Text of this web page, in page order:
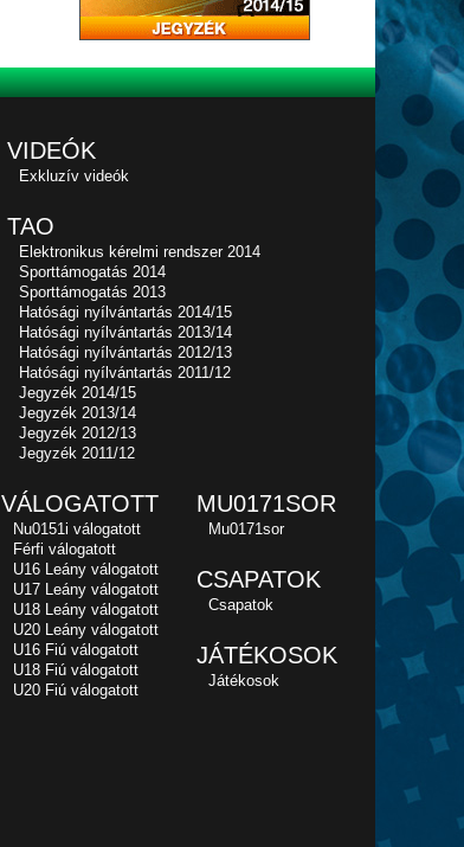
VIDEÓK
Exkluzív videók
TAO
Elektronikus kérelmi rendszer 2014
Sporttámogatás 2014
Sporttámogatás 2013
Hatósági nyílvántartás 2014/15
Hatósági nyílvántartás 2013/14
Hatósági nyílvántartás 2012/13
Hatósági nyílvántartás 2011/12
Jegyzék 2014/15
Jegyzék 2013/14
Jegyzék 2012/13
Jegyzék 2011/12
VÁLOGATOTT
Nu0151i válogatott
Férfi válogatott
U16 Leány válogatott
U17 Leány válogatott
U18 Leány válogatott
U20 Leány válogatott
U16 Fiú válogatott
U18 Fiú válogatott
U20 Fiú válogatott
MU0171SOR
Mu0171sor
CSAPATOK
Csapatok
JÁTÉKOSOK
Játékosok